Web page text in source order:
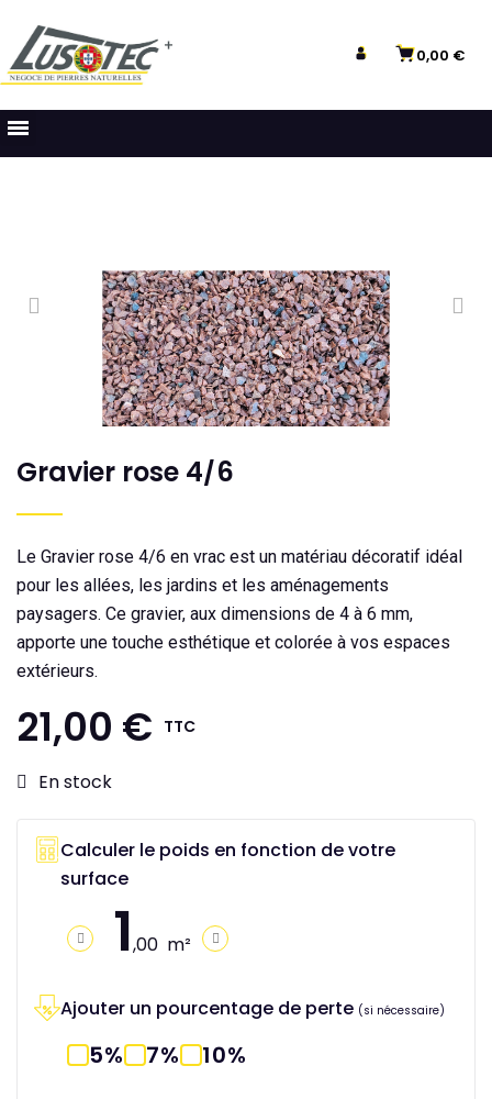
0,00 €
Gravier rose 4/6
Le Gravier rose 4/6 en vrac est un matériau décoratif idéal
pour les allées, les jardins et les aménagements
paysagers. Ce gravier, aux dimensions de 4 à 6 mm,
apporte une touche esthétique et colorée à vos espaces
extérieurs.
21,00 € TTC
En stock
Calculer le poids en fonction de votre
surface
1,00 m²
Ajouter un pourcentage de perte (si nécessaire)
5% 7% 10%